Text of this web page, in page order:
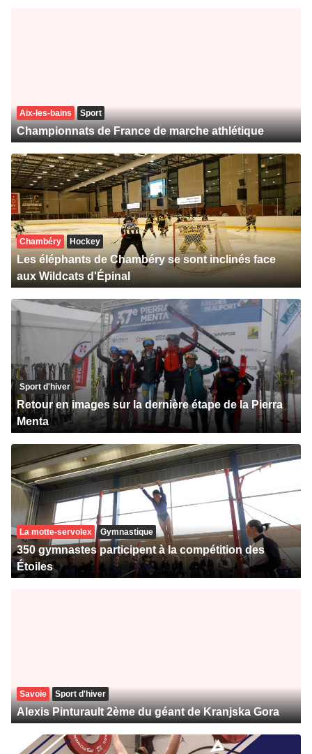
Aix-les-bains Sport
Championnats de France de marche athlétique
Chambéry Hockey
Les éléphants de Chambéry se sont inclinés face
aux Wildcats d'Épinal
Sport d'hiver
Retour en images sur la dernière étape de la Pierra
Menta
La motte-servolex Gymnastique
350 gymnastes participent à la compétition des
Étoiles
Savoie Sport d'hiver
Alexis Pinturault 2ème du géant de Kranjska Gora